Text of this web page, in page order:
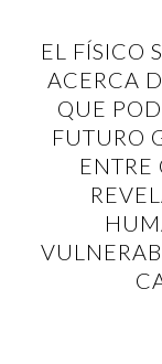
EL FÍSICO
ACERCA
QUE
FUTURO
ENTRE